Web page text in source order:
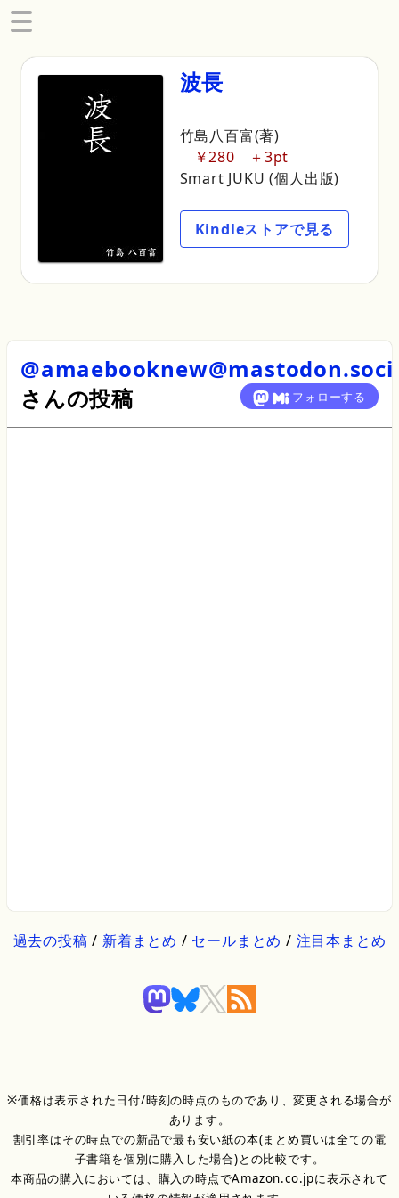
波長
竹島八百富(著)
￥280
3pt
Smart JUKU (個人出版)
Kindleストアで見る
さんの投稿 フォローする
過去の投稿 / 新着まとめ / セールまとめ / 注目本まとめ
※価格は表示された日付/時刻の時点のものであり、変更される場合が
あります。
割引率はその時点での新品で最も安い紙の本(まとめ買いは全ての電
子書籍を個別に購入した場合)との比較です。
本商品の購入においては、購入の時点でAmazon.co.jpに表示されて